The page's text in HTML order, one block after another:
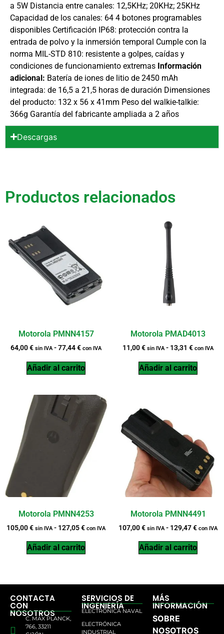
a 5W Distancia entre canales: 12,5KHz; 20KHz; 25KHz
Capacidad de los canales: 64 4 botones programables
disponibles Certificación IP68: protección contra la
entrada de polvo y la inmersión temporal Cumple con la
norma MIL-STD 810: resistente a golpes, caídas y
condiciones de funcionamiento extremas Información
adicional: Batería de iones de litio de 2450 mAh
integrada: de 16,5 a 21,5 horas de duración Dimensiones
del producto: 132 x 56 x 41mm Peso del walkie-talkie:
366g Garantía del fabricante ampliada a 2 años
Descargas
Productos relacionados
Motorola PMNN4157
64,00€ sin IVA -77,44€ con IVA
Añadir al carrito
Motorola PMAD4013
11,00€ sin IVA - 13,31 € con IVA
Añadir al carrito
Motorola PMNN4253
105,00€ sin IVA - 127,05€ con IVA
Añadir al carrito
Motorola PMNN4491
107,00€ sin IVA - 129,47€ con IVA
Añadir al carrito
CONTACTA
CON
NOSOTROS
C. MAX PLANCK,
766, 33211
SERVICIOS DE
INGENIERÍA
ELECTRÓNICA NAVAL
ELECTRÓNICA
INDUSTRIAL
MÁS
INFORMACIÓN
SOBRE
NOSOTROS